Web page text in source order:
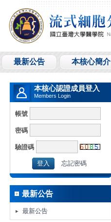
最新公告 本核心簡介
本核心認證成員登入
Members Login
帳號
密碼
驗證碼
忘記密碼
最新公告
最新公告